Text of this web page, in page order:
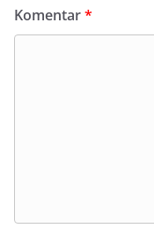
Komentar*